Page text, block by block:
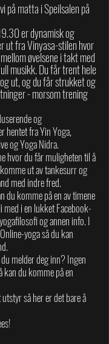
på matta i Speilsalen på
er dynamisk og
ut fra Vinyasa-stilen hvor
øvelsene i takt med
musikk. Du får trent hele
ut, og du får strukket og
- morsom trening
og
hentet fra Yin Yoga,
og Yoga Nidra.
hvor du får muligheten til å
ut av tankesurr og
med indre fred.
du komme på en av timene
med i en lukket Facebook-
og annen info. I
yoga så du kan
melder deg inn? Ingen
du komme på en
så her er det bare å